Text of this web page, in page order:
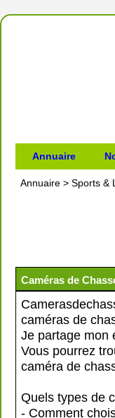
Annuaire
Annuaire > Sports &
Caméras de
caméras de
Je partage mon
Vous pourrez
caméra de
Quels types de
- Comment